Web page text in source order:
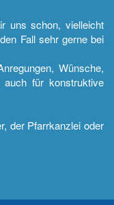
uns schon, vielleicht
Fall sehr gerne bei
Wünsche,
auch für konstruktive
der Pfarrkanzlei oder